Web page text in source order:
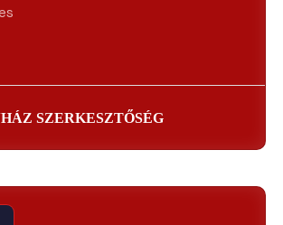
SZERKESZTŐSÉG